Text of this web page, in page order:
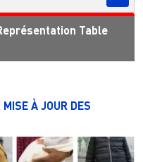
Table
À JOUR DES